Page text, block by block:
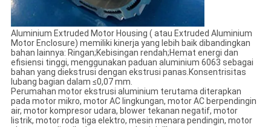
Aluminium Extruded Motor Housing ( atau Extruded Aluminium
Motor Enclosure) memiliki kinerja yang lebih baik dibandingkan
bahan lainnya: Ringan;Kebisingan rendah;Hemat energi dan
efisiensi tinggi, menggunakan paduan aluminium 6063 sebagai
bahan yang diekstrusi dengan ekstrusi panas.Konsentrisitas
lubang bagian dalam ≤0,07 mm.
Perumahan motor ekstrusi aluminium terutama diterapkan
pada motor mikro, motor AC lingkungan, motor AC berpendingin
air, motor kompresor udara, blower tekanan negatif, motor
listrik, motor roda tiga elektro, mesin menara pendingin, motor